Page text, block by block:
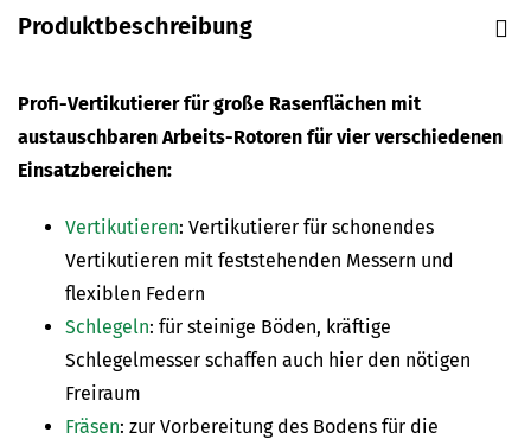
Produktbeschreibung
Profi-Vertikutierer für große Rasenflächen mit
austauschbaren Arbeits-Rotoren für vier verschiedenen
Einsatzbereichen:
Vertikutieren: Vertikutierer für schonendes
Vertikutieren mit feststehenden Messern und
flexiblen Federn
Schlegeln: für steinige Böden, kräftige
Schlegelmesser schaffen auch hier den nötigen
Freiraum
Fräsen: zur Vorbereitung des Bodens für die